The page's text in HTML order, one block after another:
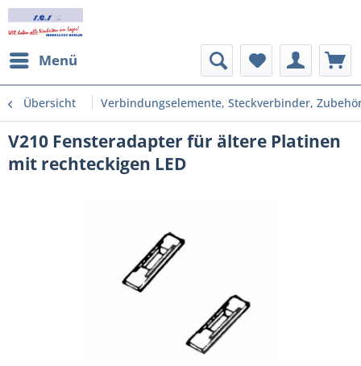
Menü
Übersicht Verbindungselemente, Steckverbinder,
V210 Fensteradapter für ältere Platinen
mit rechteckigen LED